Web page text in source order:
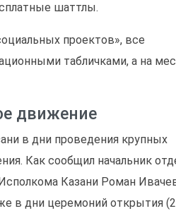
шаттлы.
проектов», все
табличками, а на
движение
в дни проведения крупных
Как сообщил начальник
Казани Роман
в дни церемоний открытия